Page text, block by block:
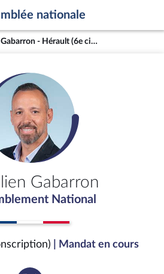
nationale
M. Julien Gabarron - Hérault (6e circonscription)
Gabarron
National
| Mandat en cours